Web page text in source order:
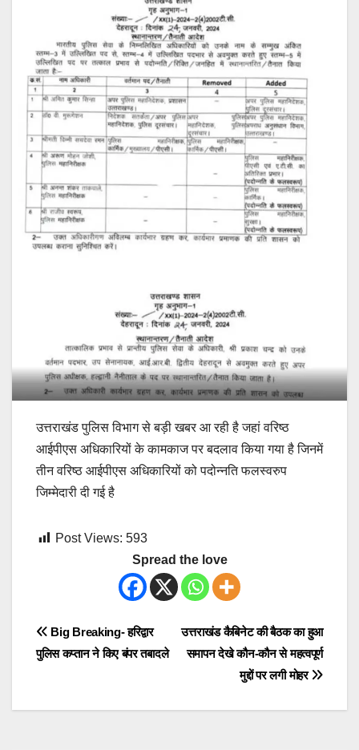
उत्तराखंड पुलिस विभाग से बड़ी खबर आ रही है जहां वरिष्ठ
आईपीएस अधिकारियों के कामकाज पर बदलाव किया गया है जिनमें
तीन वरिष्ठ आईपीएस अधिकारियों को पदोन्नति फलस्वरुप
जिम्मेदारी दी गई है
Post Views: 593
Spread the love
Post
navigation
उत्तराखंड कैबिनेट की बैठक का हुआ
समापन देखे कौन-कौन से महत्वपूर्ण
मुद्दों पर लगी मोहर
Big Breaking- हरिद्वार
पुलिस कप्तान ने किए बंपर तबादले